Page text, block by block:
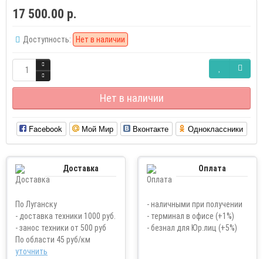
17 500.00 р.
Доступность: Нет в наличии
Нет в наличии
Facebook Мой Мир Вконтакте Одноклассники
Доставка
По Луганску
- доставка техники 1000 руб.
- занос техники от 500 руб
По области 45 руб/км
уточнить
Оплата
- наличными при получении
- терминал в офисе (+1%)
- безнал для Юр.лиц (+5%)